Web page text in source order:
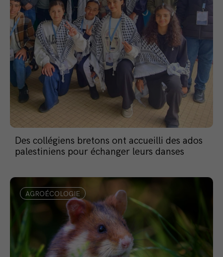
Des collégiens bretons ont accueilli des ados
palestiniens pour échanger leurs danses
AGROÉCOLOGIE